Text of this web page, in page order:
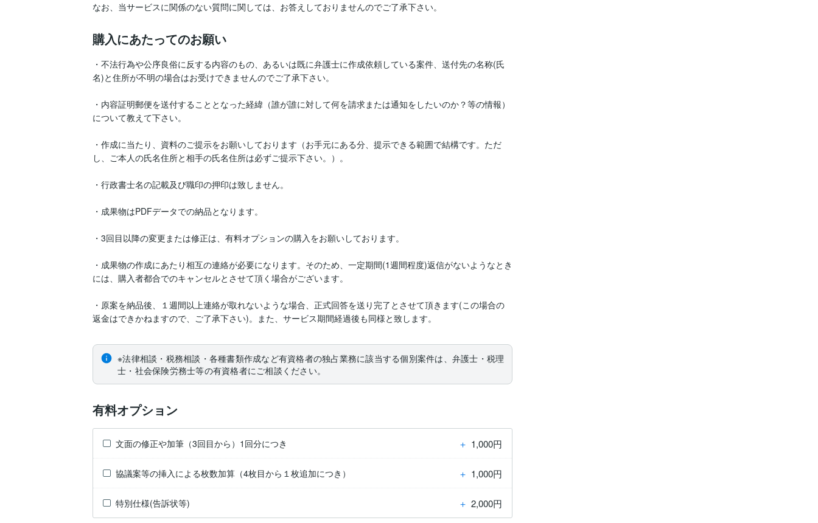
なお、当サービスに関係のない質問に関しては、お答えしておりませんのでご了承下さい。
購入にあたってのお願い
・不法行為や公序良俗に反する内容のもの、あるいは既に弁護士に作成依頼している案件、送付先の名称(氏
名)と住所が不明の場合はお受けできませんのでご了承下さい。
・内容証明郵便を送付することとなった経緯（誰が誰に対して何を請求または通知をしたいのか？等の情報）
について教えて下さい。
・作成に当たり、資料のご提示をお願いしております（お手元にある分、提示できる範囲で結構です。ただ
し、ご本人の氏名住所と相手の氏名住所は必ずご提示下さい。）。
・行政書士名の記載及び職印の押印は致しません。
・成果物はPDFデータでの納品となります。
・3回目以降の変更または修正は、有料オプションの購入をお願いしております。
・成果物の作成にあたり相互の連絡が必要になります。そのため、一定期間(1週間程度)返信がないようなとき
には、購入者都合でのキャンセルとさせて頂く場合がございます。
・原案を納品後、１週間以上連絡が取れないような場合、正式回答を送り完了とさせて頂きます(この場合の
返金はできかねますので、ご了承下さい)。また、サービス期間経過後も同様と致します。
※法律相談・税務相談・各種書類作成など有資格者の独占業務に該当する個別案件は、弁護士・税理
士・社会保険労務士等の有資格者にご相談ください。
有料オプション
文面の修正や加筆（3回目から）1回分につき ＋ 1,000円
協議案等の挿入による枚数加算（4枚目から１枚追加につき） ＋ 1,000円
特別仕様(告訴状等) ＋ 2,000円